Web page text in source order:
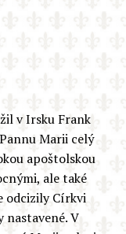
v Irsku Frank
Marii celý
apoštolskou
ale také
odcizily Církvi
nastavené. V